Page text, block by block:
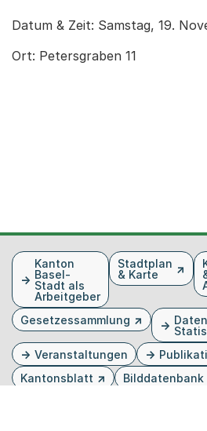
Datum & Zeit: Samstag, 19.
Ort: Petersgraben 11
FusszeileKanton
Basel-
Stadt als
Arbeitgeber
Stadtplan
& Karte
Gesetzessammlung
Veranstaltungen
Kantonsblatt
Bilddatenbank